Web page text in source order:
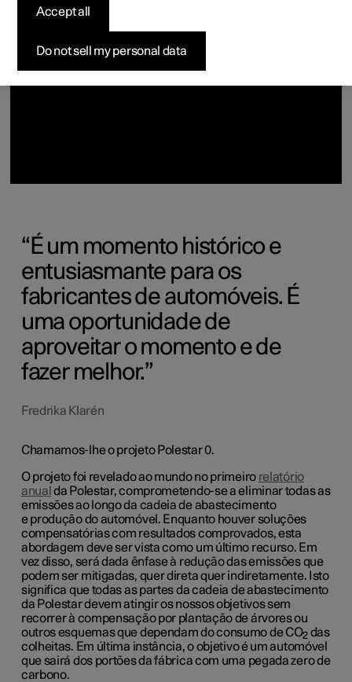
Configurar
Configurar
Configurar
Configurar
Comprar Polestar 4
Opções de financiamento
Subscrever a newsletter
É um momento histórico e
entusiasmante para os
fabricantes de automóveis. É
uma oportunidade de
aproveitar o momento e de
fazer melhor.
Fredrika Klarén
Chamamos-lhe o projeto Polestar 0.
O projeto foi revelado ao mundo no primeiro relatório
anual da Polestar, comprometendo-se a eliminar todas as
emissões ao longo da cadeia de abastecimento
e produção do automóvel. Enquanto houver soluções
compensatórias com resultados comprovados, esta
abordagem deve ser vista como um último recurso. Em
vez disso, será dada ênfase à redução das emissões que
podem ser mitigadas, quer direta quer indiretamente. Isto
significa que todas as partes da cadeia de abastecimento
da Polestar devem atingir os nossos objetivos sem
recorrer à compensação por plantação de árvores ou
outros esquemas que dependam do consumo de CO2 das
colheitas. Em última instância, o objetivo é um automóvel
que sairá dos portões da fábrica com uma pegada zero de
carbono.
Do not sell my personal data
Accept all